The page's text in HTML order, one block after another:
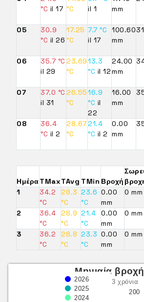
°C il 17 °C
il 1
mm
05
30.9
°C il 26
17.25
°C
7.7 °C
il 17
100.60
mm
06
35.7 °C
il 29
23.69
°C
13.3
°C il 12
24.00
mm
07
37.0 °C
il 31
26.55
°C
16.9
°C il
22
16.00
mm
08
36.4
°C il 2
28.67
°C
21.4
°C il 2
0.00
mm
ΗμέραTMaxTAvg TMin Βροχή
1
34.2
°C
28.3
°C
23.6
°C
0.00
mm
0 mm
2
36.4
°C
28.9
°C
21.4
°C
0.00
mm
0 mm
3
36.2
°C
28.8
°C
23.3
°C
0.00
mm
0 mm
Μηνιαία βροχή
τελευταία 3 χρόνια
2026
2025
2024
200